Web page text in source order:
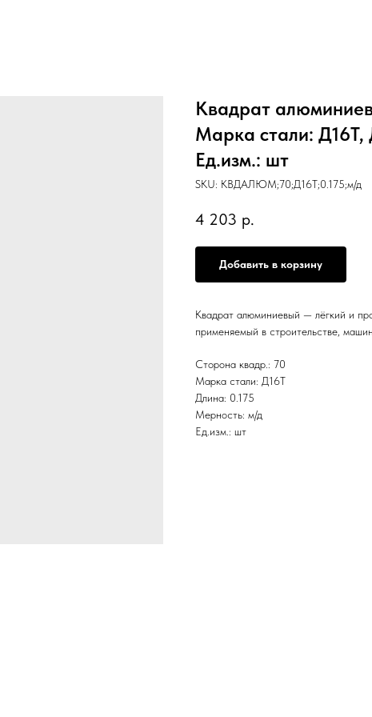
Квадрат
Марка стали: Д16Т,
Ед.изм.: шт
SKU: КВДАЛЮМ;70;Д16Т;0.175;м/д
4 203 р.
Добавить в корзину
Квадрат алюминиевый — лёгкий и
применяемый в строительстве,
Сторона квадр.: 70
Марка стали: Д16Т
Длина: 0.175
Мерность: м/д
Ед.изм.: шт